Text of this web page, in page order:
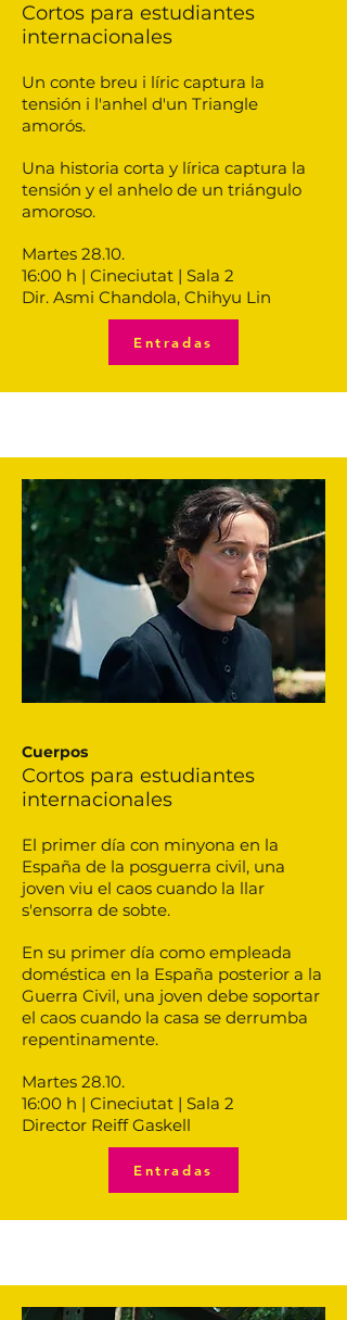
Cortos para estudiantes
internacionales
Un conte breu i líric captura la
tensión i l'anhel d'un Triangle
amorós.
Una historia corta y lírica captura la
tensión y el anhelo de un triángulo
amoroso.
Martes 28.10.
16:00 h | Cineciutat | Sala 2
Dir. Asmi Chandola, Chihyu Lin
Entradas
Cuerpos
Cortos para estudiantes
internacionales
El primer día con minyona en la
España de la posguerra civil, una
joven viu el caos cuando la llar
s'ensorra de sobte.
En su primer día como empleada
doméstica en la España posterior a la
Guerra Civil, una joven debe soportar
el caos cuando la casa se derrumba
repentinamente.
Martes 28.10.
16:00 h | Cineciutat | Sala 2
Director Reiff Gaskell
Entradas